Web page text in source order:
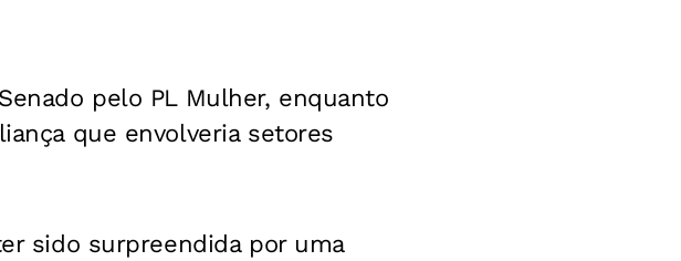
pelo PL Mulher, enquanto
que envolveria setores
sido surpreendida por uma